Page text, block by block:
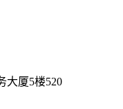
大厦5楼520